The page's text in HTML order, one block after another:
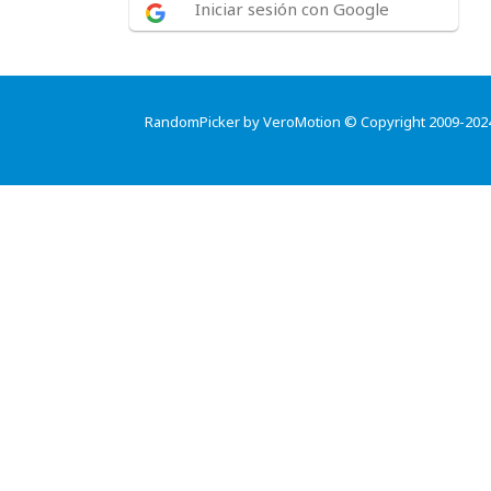
Iniciar sesión con Google
RandomPicker by VeroMotion © Copyright 2009-